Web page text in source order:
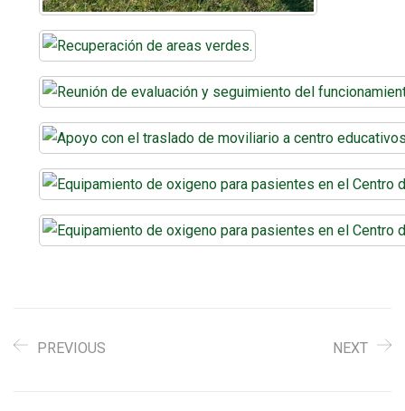
PREVIOUS NEXT